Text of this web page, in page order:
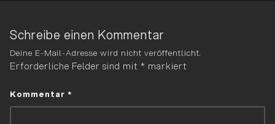
Schreibe einen Kommentar
Deine E-Mail-Adresse wird nicht veröffentlicht.
Erforderliche Felder sind mit * markiert
Kommentar *